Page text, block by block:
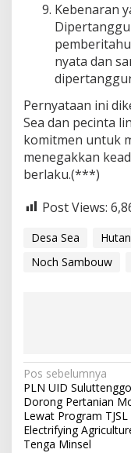
Kebenaran
nyata dan
Pernyataan ini
Sea dan pecinta
komitmen untuk
menegakkan
berlaku.(***)
Post Views:
Desa Sea
Noch Sambouw
Navigasi
pos
Pos sebelumnya
PLN UID Suluttenggo
Dorong Pertanian
Lewat Program TJSL
Electrifying
Tenga Minsel